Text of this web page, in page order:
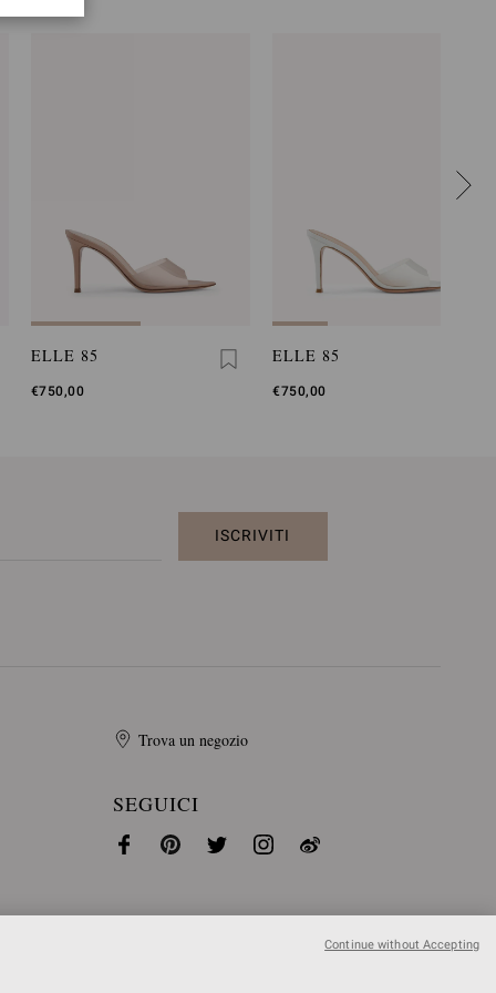
ELLE 85
€750,00
ELLE 85
€750,00
ISCRIVITI
Trova un negozio
SEGUICI
Continue without Accepting